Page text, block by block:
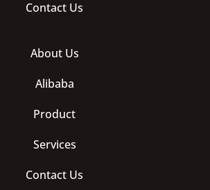
Contact Us
About Us
Alibaba
Product
Services
Contact Us